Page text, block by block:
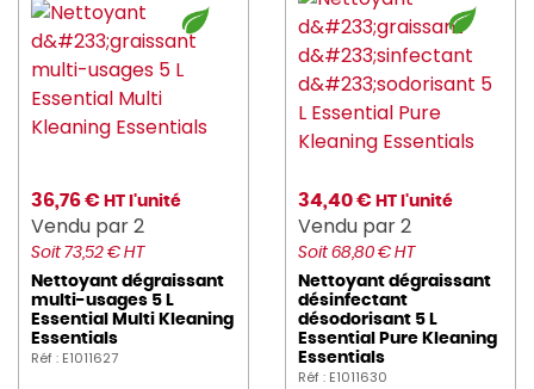
36,76 € HT l'unité
Vendu par 2
Soit 73,52 € HT
Nettoyant dégraissant
multi-usages 5 L
Essential Multi Kleaning
Essentials
Réf : E1011627
34,40 € HT l'unité
Vendu par 2
Soit 68,80 € HT
Nettoyant dégraissant
désinfectant
désodorisant 5 L
Essential Pure Kleaning
Essentials
Réf : E1011630